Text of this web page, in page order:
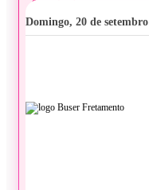
domingo, 20 de setembro